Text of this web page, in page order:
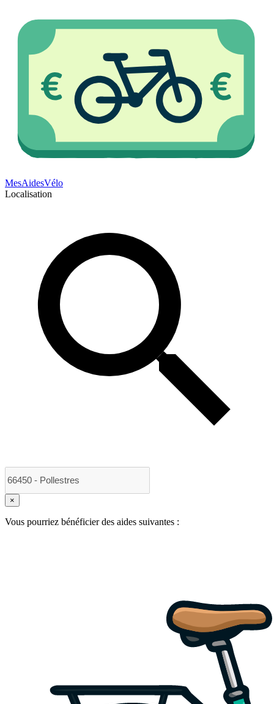
MesAidesVélo
Localisation
×
Vous pourriez bénéficier des aides suivantes :